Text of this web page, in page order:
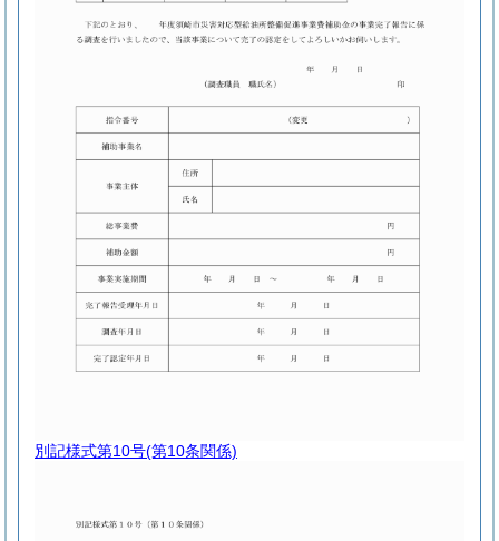
別記様式第10号(第10条関係)